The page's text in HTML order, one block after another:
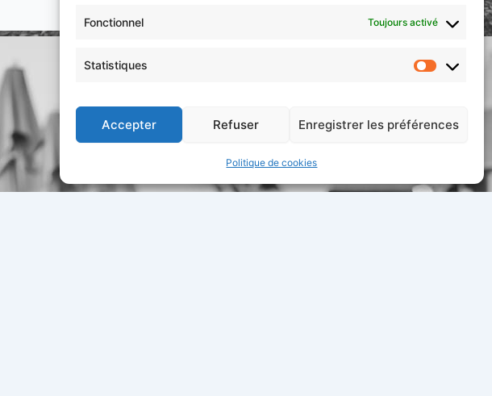
Fonctionnel Toujours activé
Statistiques
Accepter Refuser Enregistrer les préférences
Politique de cookies